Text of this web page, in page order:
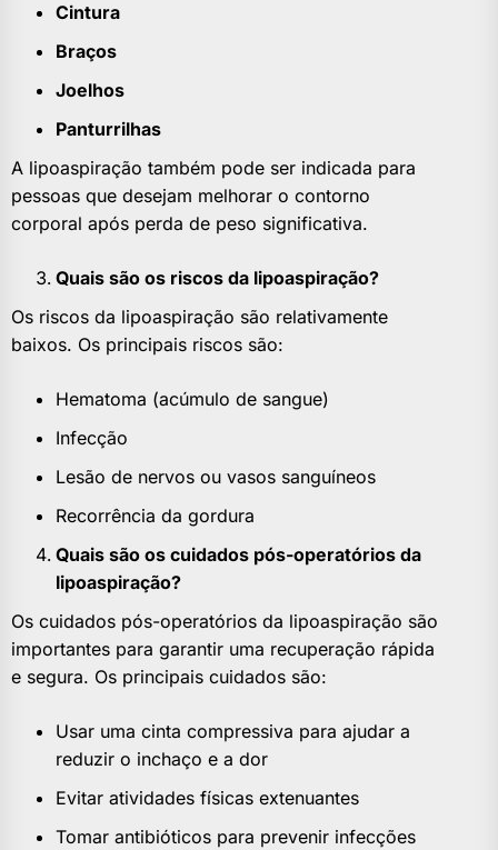
Cintura
Braços
Joelhos
Panturrilhas
A lipoaspiração também pode ser indicada para
pessoas que desejam melhorar o contorno
corporal após perda de peso significativa.
Quais são os riscos da lipoaspiração?
Os riscos da lipoaspiração são relativamente
baixos. Os principais riscos são:
Hematoma (acúmulo de sangue)
Infecção
Lesão de nervos ou vasos sanguíneos
Recorrência da gordura
Quais são os cuidados pós-operatórios da
lipoaspiração?
Os cuidados pós-operatórios da lipoaspiração são
importantes para garantir uma recuperação rápida
e segura. Os principais cuidados são:
Usar uma cinta compressiva para ajudar a
reduzir o inchaço e a dor
Evitar atividades físicas extenuantes
Tomar antibióticos para prevenir infecções